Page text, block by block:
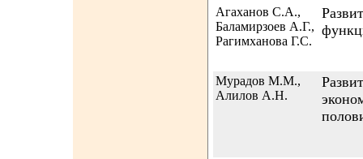
Агаханов С.А.,
Баламирзоев А.Г.,
Рагимханова Г.С.
Мурадов М.М.,
Алилов А.Н.